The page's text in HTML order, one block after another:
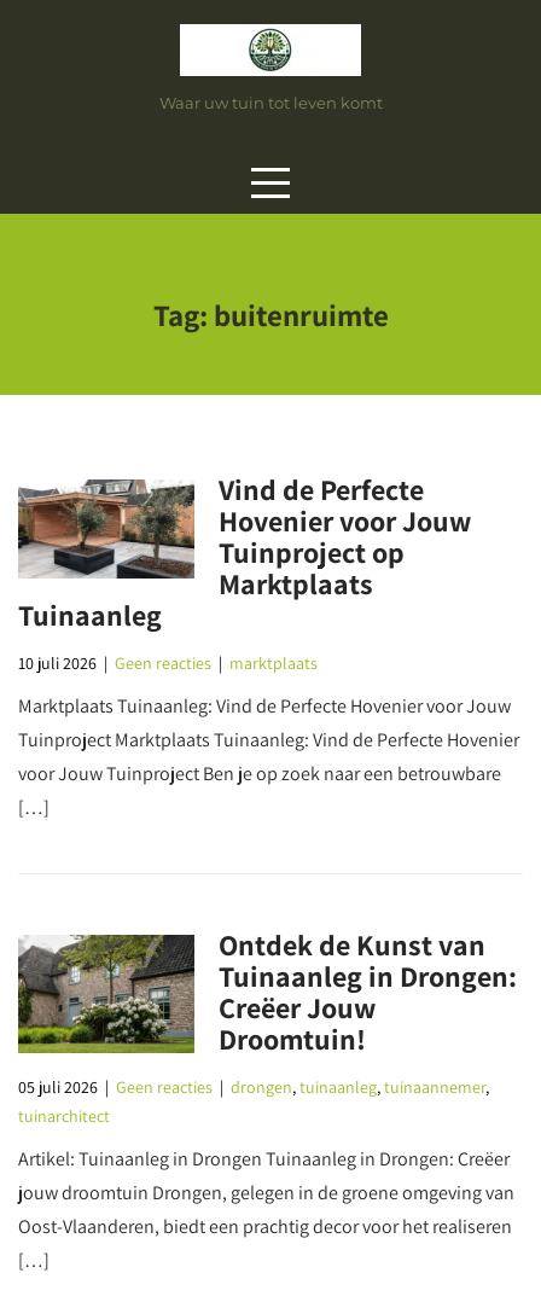
Waar uw tuin tot leven komt
Tag: buitenruimte
Vind de Perfecte
Hovenier voor Jouw
Tuinproject op
Marktplaats
Tuinaanleg
10 juli 2026 | Geen reacties | marktplaats
Marktplaats Tuinaanleg: Vind de Perfecte Hovenier voor Jouw
Tuinproject Marktplaats Tuinaanleg: Vind de Perfecte Hovenier
voor Jouw Tuinproject Ben je op zoek naar een betrouwbare
[…]
Ontdek de Kunst van
Tuinaanleg in Drongen:
Creëer Jouw
Droomtuin!
05 juli 2026 | Geen reacties | drongen,tuinaanleg,tuinaannemer,
tuinarchitect
Artikel: Tuinaanleg in Drongen Tuinaanleg in Drongen: Creëer
jouw droomtuin Drongen, gelegen in de groene omgeving van
Oost-Vlaanderen, biedt een prachtig decor voor het realiseren
[…]